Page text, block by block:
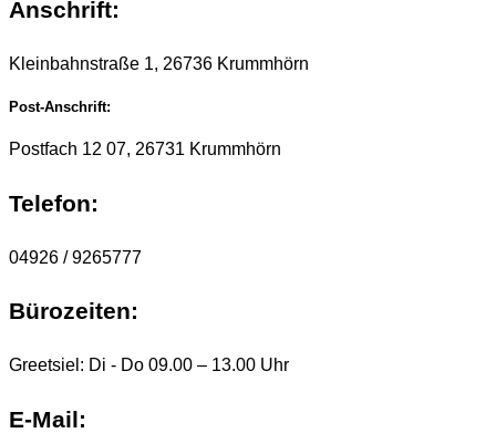
Anschrift:
Kleinbahnstraße 1, 26736 Krummhörn
Post-Anschrift:
Postfach 12 07, 26731 Krummhörn
Telefon:
04926 / 9265777
Bürozeiten:
Greetsiel: Di - Do 09.00 – 13.00 Uhr
E-Mail: